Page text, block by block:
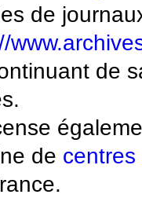
de
de
de centres